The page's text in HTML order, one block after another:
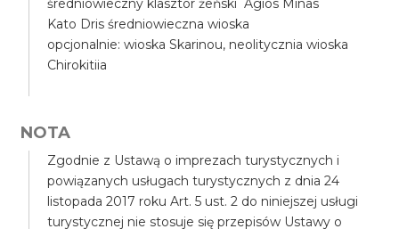
średniowieczny klasztor żeński Agios Minas
Kato Dris średniowieczna wioska
opcjonalnie: wioska Skarinou, neolitycznia wioska
Chirokitiia
NOTA
Zgodnie z Ustawą o imprezach turystycznych i
powiązanych usługach turystycznych z dnia 24
listopada 2017 roku Art. 5 ust. 2 do niniejszej usługi
turystycznej nie stosuje się przepisów Ustawy o